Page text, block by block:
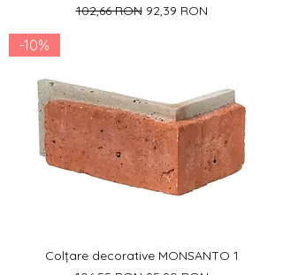
Preț normal
102,66 RON Preț redus
92,39 RON
-10%
Colțare decorative MONSANTO 1